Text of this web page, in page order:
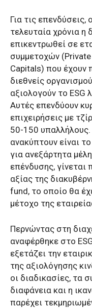
Για τις επενδύσεις,
τελευταία χρόνια η
επικεντρωθεί σε
συμμετοχών
Capitals) που έχουν
διεθνείς
αξιολογούν το
Αυτές επενδύουν
επιχειρήσεις με
50-150
ανακύπτουν είναι
για ανεξάρτητα
επένδυσης,
αξίας της
fund, το οποίο θα
μέτοχο της
Περνώντας στη
αναφέρθηκε στο
εξετάζει την
της αξιολόγησης
οι διαδικασίες, τα
διαφάνεια και η
παρέχει